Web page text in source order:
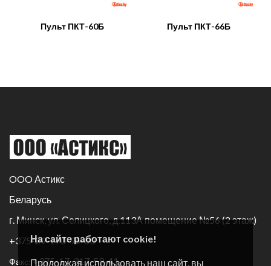
На сайте работают cookie!
Продолжая использовать наш сайт, вы
Пульт ПКТ-60Б Пульт ПКТ-66Б
OOO Астикс
Беларусь
г. Минск, ул. Селицкого, д.113А помещение №56 (2 этаж)
+375-29-170-96-60
Факс:+375-17-317-59-41